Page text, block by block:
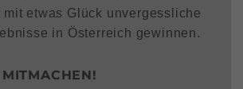
mit etwas Glück unvergessliche
in Österreich gewinnen.